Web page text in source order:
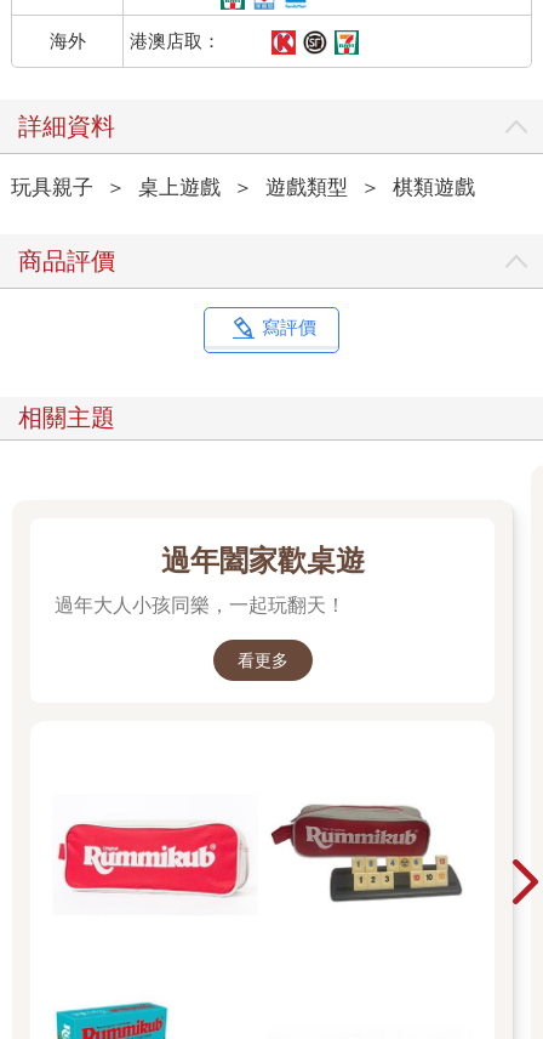
海外 港澳店取：
詳細資料
玩具親子 ＞ 桌上遊戲 ＞ 遊戲類型 ＞ 棋類遊戲
商品評價
寫評價
相關主題
過年闔家歡桌遊
過年大人小孩同樂，一起玩翻天！
看更多